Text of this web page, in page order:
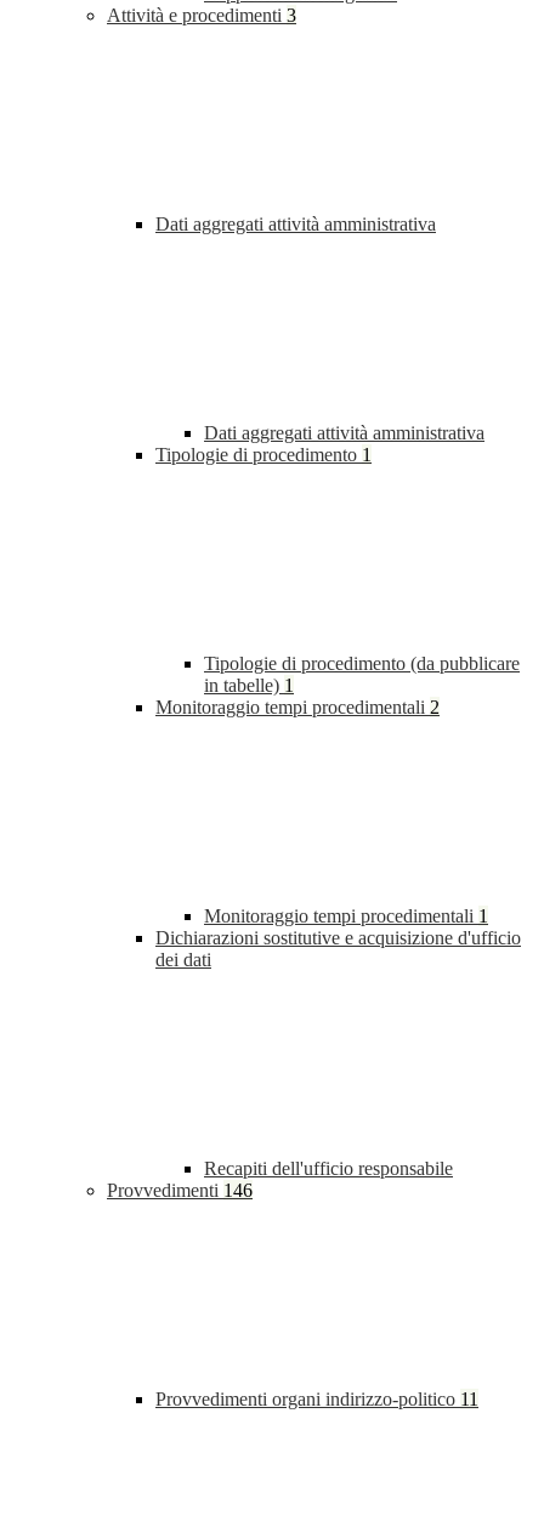
Attività e procedimenti 3
Dati aggregati attività amministrativa
Dati aggregati attività amministrativa
Tipologie di procedimento 1
Tipologie di procedimento (da pubblicare
in tabelle) 1
Monitoraggio tempi procedimentali 2
Monitoraggio tempi procedimentali 1
Dichiarazioni sostitutive e acquisizione d'ufficio
dei dati
Recapiti dell'ufficio responsabile
Provvedimenti 146
Provvedimenti organi indirizzo-politico 11